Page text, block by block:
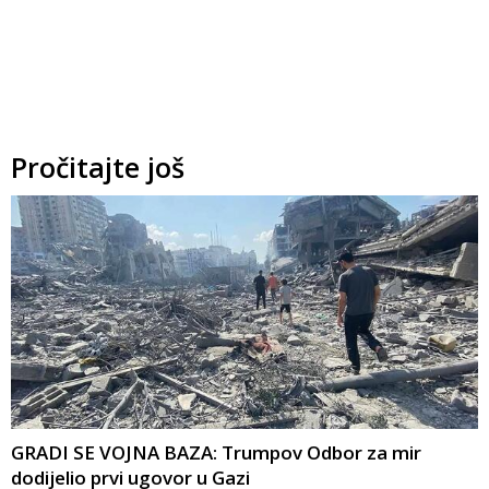
Pročitajte još
GRADI SE VOJNA BAZA: Trumpov Odbor za mir
dodijelio prvi ugovor u Gazi